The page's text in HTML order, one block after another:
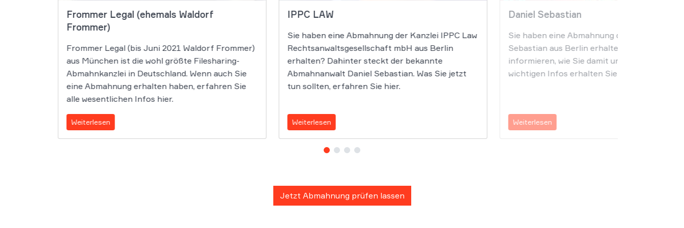
Frommer Legal (ehemals Waldorf
Frommer)
Frommer Legal (bis Juni 2021 Waldorf Frommer)
aus München ist die wohl größte Filesharing-
Abmahnkanzlei in Deutschland. Wenn auch Sie
eine Abmahnung erhalten haben, erfahren Sie
alle wesentlichen Infos hier.
Weiterlesen
IPPC LAW
Sie haben eine Abmahnung der Kanzlei IPPC Law
Rechtsanwaltsgesellschaft mbH aus Berlin
erhalten? Dahinter steckt der bekannte
Abmahnanwalt Daniel Sebastian. Was Sie jetzt
tun sollten, erfahren Sie hier.
Weiterlesen
Daniel Sebastian
Sie haben eine Abmahnung der Kanzlei
Sebastian aus Berlin erhalten und wollen sich
informieren, wie Sie damit umgehen sollen?
wichtigen Infos erhalten Sie hier.
Weiterlesen
Jetzt Abmahnung prüfen lassen